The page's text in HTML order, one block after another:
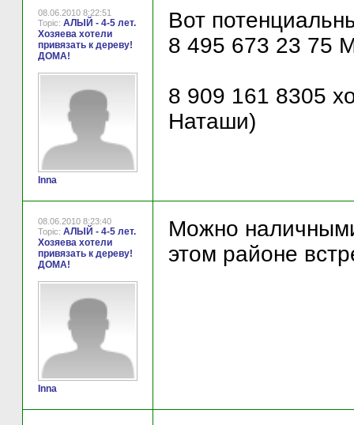
08.06.2010 8:22:51
Topic: АЛЫЙ - 4-5 лет.
Хозяева хотели
привязать к дереву!
ДОМА!
Inna
Вот
8 495 673 23 75
8 909 161 8305
Наташи)
08.06.2010 8:23:40
Topic: АЛЫЙ - 4-5 лет.
Хозяева хотели
привязать к дереву!
ДОМА!
Inna
Можно
этом районе